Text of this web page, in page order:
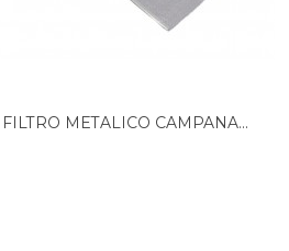
FILTRO METALICO CAMPANA...